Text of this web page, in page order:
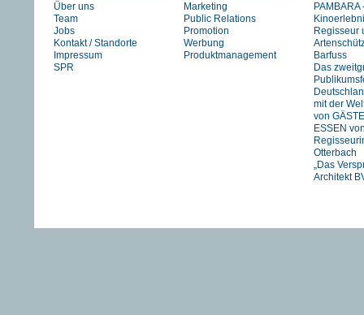
Über uns
Team
Jobs
Kontakt / Standorte
Impressum
SPR
Marketing
Public Relations
Promotion
Werbung
Produktmanagement
Regisseur
Barfuss
Das
mit der
von
ESSEN
Otterbach
„Das
Architekt
exklusiv in